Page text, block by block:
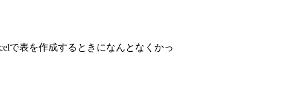
を作成するときになんとなくかっ